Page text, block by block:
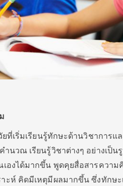
ยที่เริ่มเรียนรู้ทักษะด้านวิชาการ
ำนวณ เรียนรู้วิชาต่างๆ อย่างเป็
เองได้มากขึ้น พูดคุยสื่อสารคว
ะห์ คิดมีเหตุมีผลมากขึ้น ซึ่งทักษ